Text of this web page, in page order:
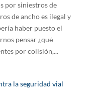
por siniestros de
de ancho es ilegal y
haber puesto el
pensar ¿quė
por colisión,...